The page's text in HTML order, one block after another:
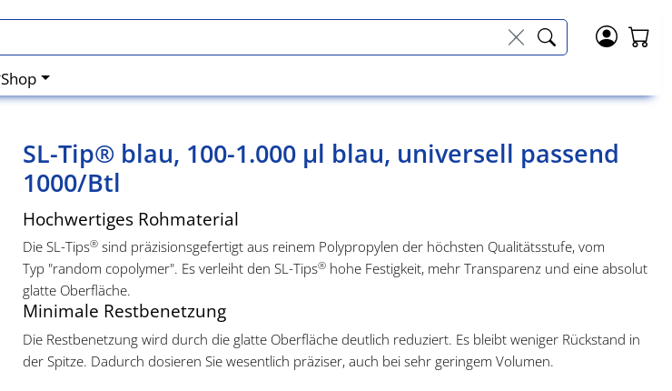
Shop
SL-Tip® blau, 100-1.000 µl blau, universell passend
1000/Btl
Hochwertiges Rohmaterial
Die SL-Tips®sind präzisionsgefertigt aus reinem Polypropylen der höchsten Qualitätsstufe, vom
Typ "random copolymer". Es verleiht den SL-Tips®hohe Festigkeit, mehr Transparenz und eine absolut
glatte Oberfläche.
Minimale Restbenetzung
Die Restbenetzung wird durch die glatte Oberfläche deutlich reduziert. Es bleibt weniger Rückstand in
der Spitze. Dadurch dosieren Sie wesentlich präziser, auch bei sehr geringem Volumen.